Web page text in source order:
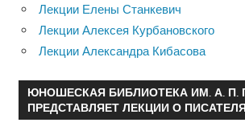
Лекции Елены Станкевич
Лекции Алексея Курбановского
Лекции Александра Кибасова
ЮНОШЕСКАЯ БИБЛИОТЕКА ИМ. А. П.
ПРЕДСТАВЛЯЕТ ЛЕКЦИИ О